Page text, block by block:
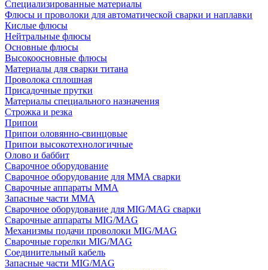
Специализированные материалы
Флюсы и проволоки для автоматической сварки и наплавки
Кислые флюсы
Нейтральные флюсы
Основные флюсы
Высокоосновные флюсы
Материалы для сварки титана
Проволока сплошная
Присадочные прутки
Материалы специального назначения
Строжка и резка
Припои
Припои оловянно-свинцовые
Припои высокотехнологичные
Олово и баббит
Сварочное оборудование
Сварочное оборудование для MMA сварки
Сварочные аппараты MMA
Запасные части MMA
Сварочное оборудование для MIG/MAG сварки
Сварочные аппараты MIG/MAG
Механизмы подачи проволоки MIG/MAG
Сварочные горелки MIG/MAG
Соединительный кабель
Запасные части MIG/MAG